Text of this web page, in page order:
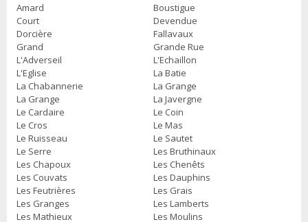
Amard
Boustigue
Court
Devendue
Dorcière
Fallavaux
Grand
Grande Rue
L'Adverseil
L'Echaillon
L'Eglise
La Batie
La Chabannerie
La Grange
La Grange
La Javergne
Le Cardaire
Le Coin
Le Cros
Le Mas
Le Ruisseau
Le Sautet
Le Serre
Les Bruthinaux
Les Chapoux
Les Chenêts
Les Couvats
Les Dauphins
Les Feutrières
Les Grais
Les Granges
Les Lamberts
Les Mathieux
Les Moulins